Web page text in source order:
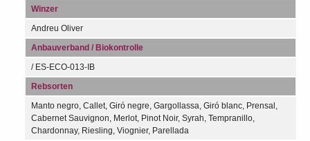
Winzer
Andreu Oliver
Anbauverband / Biokontrolle
/ ES-ECO-013-IB
Rebsorten
Manto negro, Callet, Giró negre, Gargollassa, Giró blanc, Prensal,
Cabernet Sauvignon, Merlot, Pinot Noir, Syrah, Tempranillo,
Chardonnay, Riesling, Viognier, Parellada